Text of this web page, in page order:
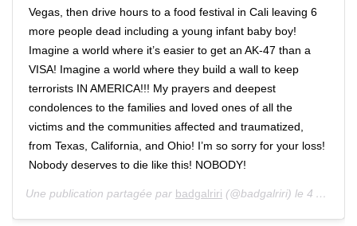
Vegas, then drive hours to a food festival in Cali leaving 6
more people dead including a young infant baby boy!
Imagine a world where it’s easier to get an AK-47 than a
VISA! Imagine a world where they build a wall to keep
terrorists IN AMERICA!!! My prayers and deepest
condolences to the families and loved ones of all the
victims and the communities affected and traumatized,
from Texas, California, and Ohio! I’m so sorry for your loss!
Nobody deserves to die like this! NOBODY!
Une publication partagée par badgalriri (@badgalriri) le 4 Août 2019 à 10 :27 PDT